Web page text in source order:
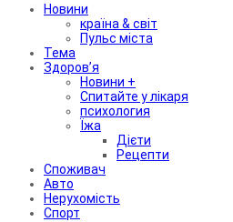
Новини
країна & світ
Пульс міста
Тема
Здоров’я
Новини +
Спитайте у лікаря
психология
Їжа
Дієти
Рецепти
Споживач
Авто
Нерухомість
Спорт